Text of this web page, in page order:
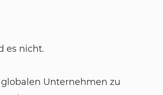
es nicht.
Unternehmen zu